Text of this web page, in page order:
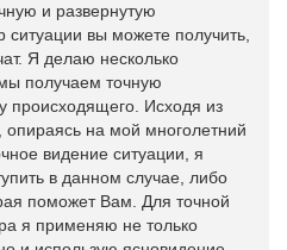
и развернутую
ситуации вы можете получить,
Я делаю несколько
получаем точную
Исходя из
опираясь на мой многолетний
видение ситуации, я
в данном случае, либо
поможет Вам. Для точной
я применяю не только